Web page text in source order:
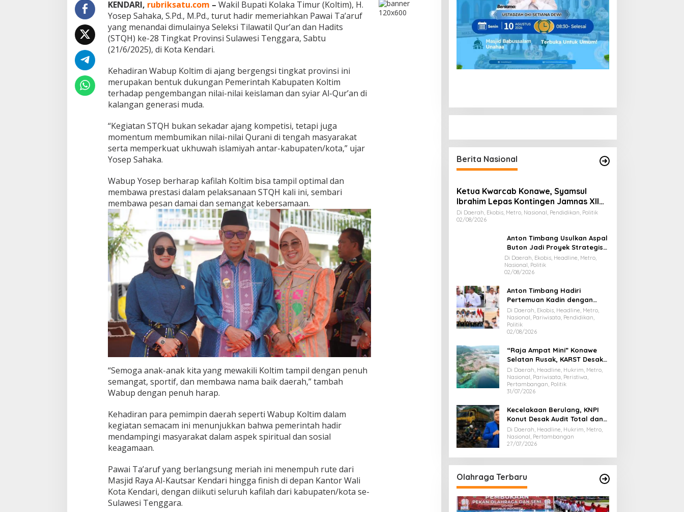
a
m
d
a
n
B
d
a
y
a
L
w
a
t
P
a
a
T
a
r
u
KENDARI, rubriksatu.com – Wakil Bupati Kolaka Timur (Koltim), H.
Yosep Sahaka, S.Pd., M.Pd., turut hadir memeriahkan Pawai Ta’aruf
yang menandai dimulainya Seleksi Tilawatil Qur’an dan Hadits
(STQH) ke-28 Tingkat Provinsi Sulawesi Tenggara, Sabtu
(21/6/2025), di Kota Kendari.
Kehadiran Wabup Koltim di ajang bergengsi tingkat provinsi ini
merupakan bentuk dukungan Pemerintah Kabupaten Koltim
terhadap pengembangan nilai-nilai keislaman dan syiar Al-Qur’an di
kalangan generasi muda.
“Kegiatan STQH bukan sekadar ajang kompetisi, tetapi juga
momentum membumikan nilai-nilai Qurani di tengah masyarakat
serta memperkuat ukhuwah islamiyah antar-kabupaten/kota,” ujar
Yosep Sahaka.
Wabup Yosep berharap kafilah Koltim bisa tampil optimal dan
membawa prestasi dalam pelaksanaan STQH kali ini, sembari
membawa pesan damai dan semangat kebersamaan.
“Semoga anak-anak kita yang mewakili Koltim tampil dengan penuh
semangat, sportif, dan membawa nama baik daerah,” tambah
Wabup dengan penuh harap.
Kehadiran para pemimpin daerah seperti Wabup Koltim dalam
kegiatan semacam ini menunjukkan bahwa pemerintah hadir
mendampingi masyarakat dalam aspek spiritual dan sosial
keagamaan.
Pawai Ta’aruf yang berlangsung meriah ini menempuh rute dari
Masjid Raya Al-Kautsar Kendari hingga finish di depan Kantor Wali
Kota Kendari, dengan diikuti seluruh kafilah dari kabupaten/kota se-
Sulawesi Tenggara.
Berita Nasional
Ketua Kwarcab Konawe, Syamsul
Ibrahim Lepas Kontingen Jamnas XII
2026
Di Daerah, Ekobis, Metro, Nasional, Pendidikan, Politik
02/08/2026
Anton Timbang Usulkan Aspal
Buton Jadi Proyek Strategis
Nasional
Di Daerah, Ekobis, Headline, Metro,
Nasional, Politik
02/08/2026
Anton Timbang Hadiri
Pertemuan Kadin dengan
Presiden Prabowo, Bawa Misi
Majukan Ekonomi Sultra
Di Daerah, Ekobis, Headline, Metro,
Nasional, Pariwisata, Pendidikan,
Politik
02/08/2026
“Raja Ampat Mini” Konawe
Selatan Rusak, KARST Desak
Gubernur Evaluasi Total
Dispar Sultra
Di Daerah, Headline, Hukrim, Metro,
Nasional, Pariwisata, Peristiwa,
Pertambangan, Politik
31/07/2026
Kecelakaan Berulang, KNPI
Konut Desak Audit Total dan
Hentikan Hauling PT SPL
Di Daerah, Headline, Hukrim, Metro,
Nasional, Pertambangan
27/07/2026
Olahraga Terbaru